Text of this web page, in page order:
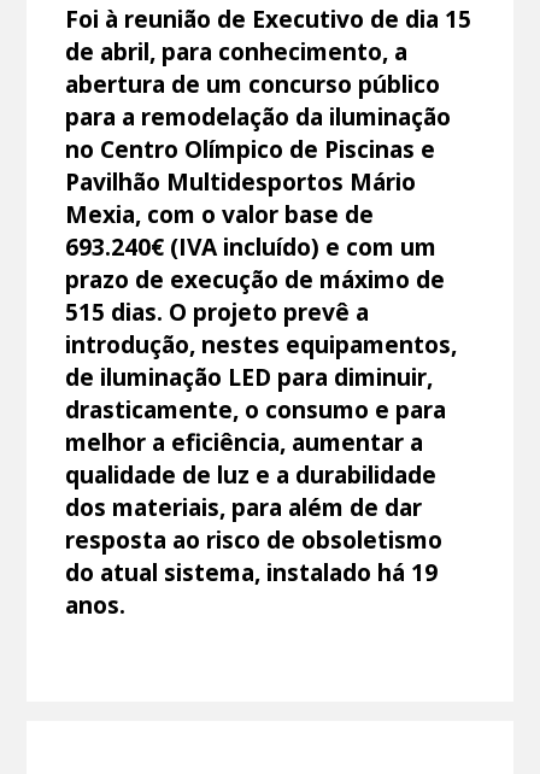
Foi à reunião de Executivo de dia 15
de abril, para conhecimento, a
abertura de um concurso público
para a remodelação da iluminação
no Centro Olímpico de Piscinas e
Pavilhão Multidesportos Mário
Mexia, com o valor base de
693.240€ (IVA incluído) e com um
prazo de execução de máximo de
515 dias. O projeto prevê a
introdução, nestes equipamentos,
de iluminação LED para diminuir,
drasticamente, o consumo e para
melhor a eficiência, aumentar a
qualidade de luz e a durabilidade
dos materiais, para além de dar
resposta ao risco de obsoletismo
do atual sistema, instalado há 19
anos.